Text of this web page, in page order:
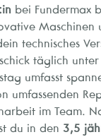
bei Fundermax
Maschinen
technisches
täglich unter
umfasst
umfassenden
im Team.
du in den 3,5